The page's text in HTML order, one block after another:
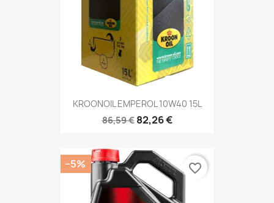
KROONOIL EMPEROL 10W40 15L
86,59 € 82,26 €
−5% favorite_border